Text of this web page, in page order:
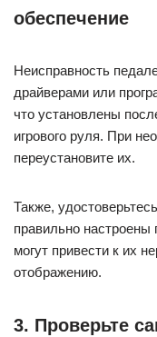
обеспечение
Неисправность
драйверами или
что установлены
игрового руля. При
переустановите их.
Также,
правильно настроены
могут привести к их
отображению.
3. Проверьте